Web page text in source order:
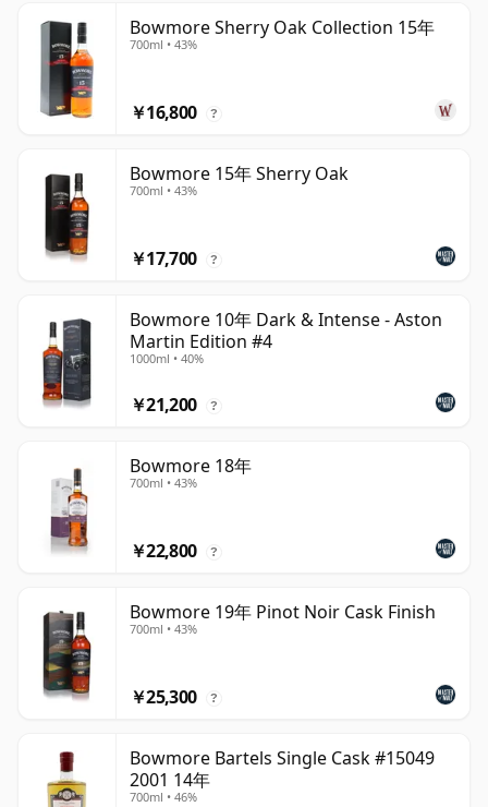
Bowmore Sherry Oak Collection 15年
700ml • 43%
￥16,800 ?
Bowmore 15年 Sherry Oak
700ml • 43%
￥17,700 ?
Bowmore 10年 Dark & Intense - Aston
Martin Edition #4
1000ml • 40%
￥21,200 ?
Bowmore 18年
700ml • 43%
￥22,800 ?
Bowmore 19年 Pinot Noir Cask Finish
700ml • 43%
￥25,300 ?
Bowmore Bartels Single Cask #15049
2001 14年
700ml • 46%